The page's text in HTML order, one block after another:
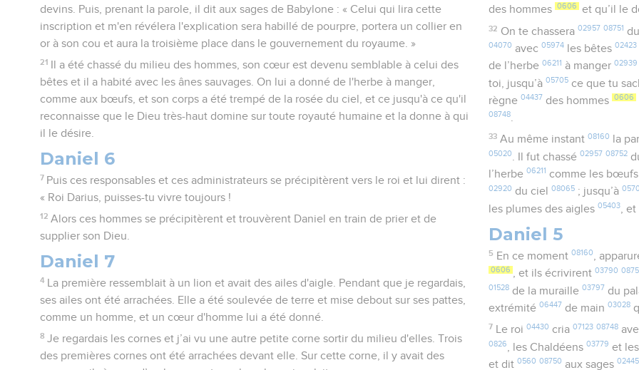
devins. Puis, prenant la parole, il dit aux sages de Babylone : « Celui qui lira cette
inscription et m'en révélera l'explication sera habillé de pourpre, portera un collier en
or à son cou et aura la troisième place dans le gouvernement du royaume. »
21
Il a été chassé du milieu des hommes, son cœur est devenu semblable à celui des
bêtes et il a habité avec les ânes sauvages. On lui a donné de l'herbe à manger,
comme aux bœufs, et son corps a été trempé de la rosée du ciel, et ce jusqu'à ce qu'il
reconnaisse que le Dieu très-haut domine sur toute royauté humaine et la donne à qui
il le désire.
Daniel 6
7 Puis ces responsables et ces administrateurs se précipitèrent vers le roi et lui dirent :
« Roi Darius, puisses-tu vivre toujours !
12 Alors ces hommes se précipitèrent et trouvèrent Daniel en train de prier et de
supplier son Dieu.
Daniel 7
4
La première ressemblait à un lion et avait des ailes d'aigle. Pendant que je regardais,
ses ailes ont été arrachées. Elle a été soulevée de terre et mise debout sur ses pattes,
comme un homme, et un cœur d'homme lui a été donné.
8 Je regardais les cornes et j’ai vu une autre petite corne sortir du milieu d'elles. Trois
des premières cornes ont été arrachées devant elle. Sur cette corne, il y avait des
des hommes 0606 et qu’il le
32 On te chassera 02957 08751
04070 avec05974 les bêtes02423
de l’herbe06211 à manger02939
toi, jusqu’à05705 ce que tu
règne04437 des hommes 0606
08748.
33 Au même instant 08160 la
05020 . Il fut chassé02957 08752
l’herbe06211 comme les
02920 du ciel08065 ; jusqu’à
les plumes des aigles05403 ,
Daniel 5
5 En ce moment 08160,
0606 , et ils écrivirent03790
01528 de la muraille03797 du
extrémité06447 de main03028
7 Le roi 04430 cria 07123 08748
0826 , les Chaldéens03779 et
et dit0560 08750 aux sages02445